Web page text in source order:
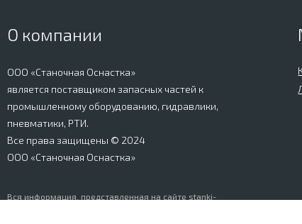
О компании
ООО «Станочная Оснастка»
является поставщиком запасных частей к
промышленному оборудованию, гидравлики,
пневматики, РТИ.
Все права защищены © 2024
ООО «Станочная Оснастка»
Вся информация, представленная на сайте stanki-